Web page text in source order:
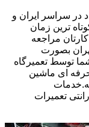
در سراسر ایران و
ترین زمان
مراجعه
بصورت
توسط تعمیرگاه
ای ماشین
تعمیرات